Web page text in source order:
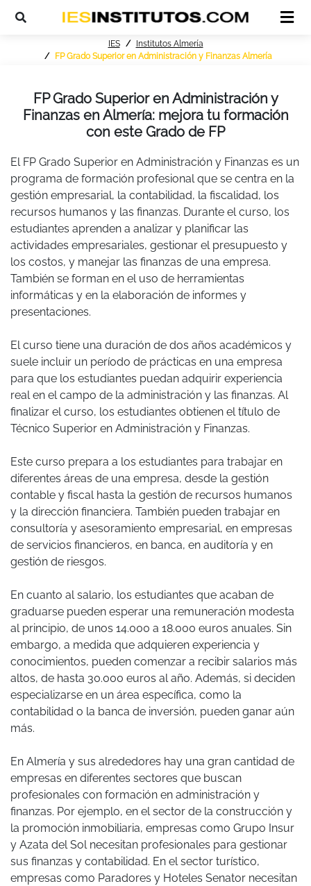
IES
Institutos Almería
FP Grado Superior en Administración y Finanzas Almería
FP Grado Superior en Administración y
Finanzas en Almería: mejora tu formación
con este Grado de FP
El FP Grado Superior en Administración y Finanzas es un
programa de formación profesional que se centra en la
gestión empresarial, la contabilidad, la fiscalidad, los
recursos humanos y las finanzas. Durante el curso, los
estudiantes aprenden a analizar y planificar las
actividades empresariales, gestionar el presupuesto y
los costos, y manejar las finanzas de una empresa.
También se forman en el uso de herramientas
informáticas y en la elaboración de informes y
presentaciones.
El curso tiene una duración de dos años académicos y
suele incluir un período de prácticas en una empresa
para que los estudiantes puedan adquirir experiencia
real en el campo de la administración y las finanzas. Al
finalizar el curso, los estudiantes obtienen el título de
Técnico Superior en Administración y Finanzas.
Este curso prepara a los estudiantes para trabajar en
diferentes áreas de una empresa, desde la gestión
contable y fiscal hasta la gestión de recursos humanos
y la dirección financiera. También pueden trabajar en
consultoría y asesoramiento empresarial, en empresas
de servicios financieros, en banca, en auditoría y en
gestión de riesgos.
En cuanto al salario, los estudiantes que acaban de
graduarse pueden esperar una remuneración modesta
al principio, de unos 14.000 a 18.000 euros anuales. Sin
embargo, a medida que adquieren experiencia y
conocimientos, pueden comenzar a recibir salarios más
altos, de hasta 30.000 euros al año. Además, si deciden
especializarse en un área específica, como la
contabilidad o la banca de inversión, pueden ganar aún
más.
En Almería y sus alrededores hay una gran cantidad de
empresas en diferentes sectores que buscan
profesionales con formación en administración y
finanzas. Por ejemplo, en el sector de la construcción y
la promoción inmobiliaria, empresas como Grupo Insur
y Azata del Sol necesitan profesionales para gestionar
sus finanzas y contabilidad. En el sector turístico,
empresas como Paradores y Hoteles Senator necesitan